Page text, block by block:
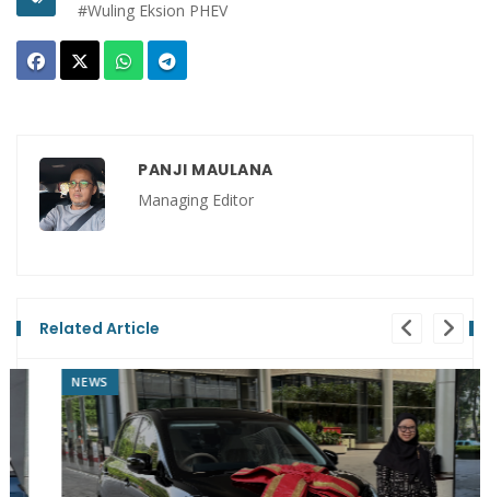
#Wuling Eksion PHEV
PANJI MAULANA
Managing Editor
Related Article
NEWS